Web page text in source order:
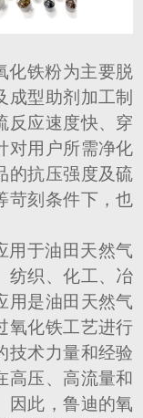
化铁粉为主要脱
成型助剂加工制
反应速度快、穿
对用户所需净化
的抗压强度及硫
苛刻条件下，也
用于油田天然气
纺织、化工、冶
用是油田天然气
氧化铁工艺进行
技术力量和经验
高压、高流量和
因此，鲁迪的氧